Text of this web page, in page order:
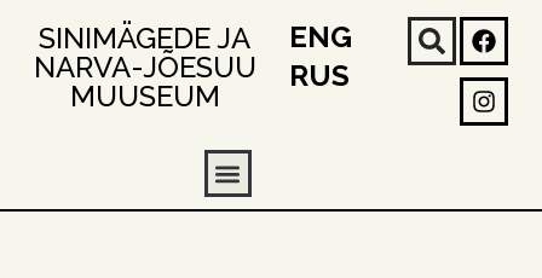
SINIMÄGEDE JA
NARVA-JÕESUU
MUUSEUM
ENG
RUS